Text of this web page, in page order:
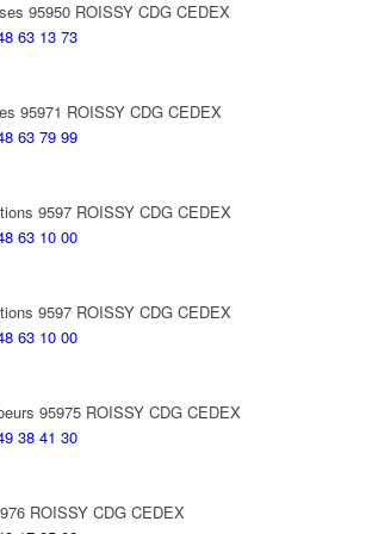
95950 ROISSY CDG CEDEX
63 13 73
95971 ROISSY CDG CEDEX
63 79 99
9597 ROISSY CDG CEDEX
63 10 00
9597 ROISSY CDG CEDEX
63 10 00
95975 ROISSY CDG CEDEX
38 41 30
ROISSY CDG CEDEX